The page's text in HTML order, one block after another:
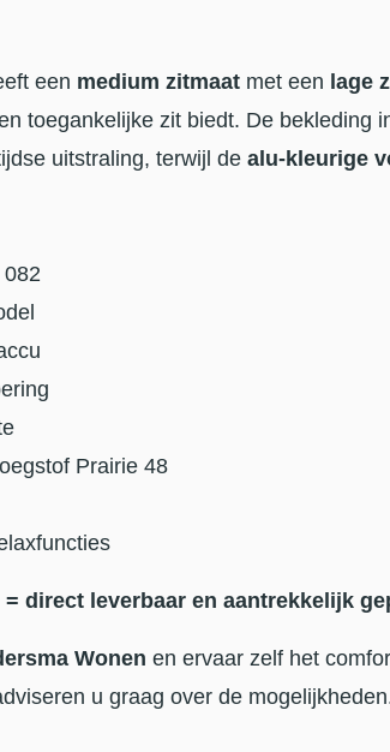
een medium zitmaat met een lage
toegankelijke zit biedt. De bekleding
uitstraling, terwijl de alu-kleurige
082
Prairie 48
direct leverbaar en aantrekkelijk
Wonen en ervaar zelf het
u graag over de